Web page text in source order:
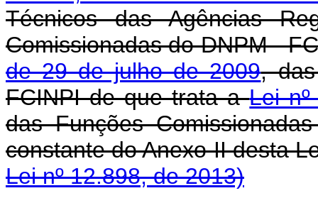
Técnicos das Agências
Comissionadas do DNPM -
de 29 de julho de 2009,
FCINPI de que trata aLei
das Funções
constante do Anexo
Lei nº 12.898, de 2013)